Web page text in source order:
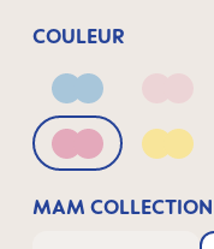
COULEUR
Blue
Pink Yellow
MAM COLLECTION